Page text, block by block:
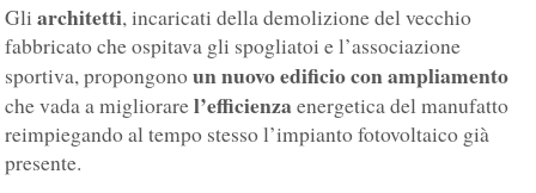
Gliarchitetti, incaricati della demolizione del vecchio
fabbricato che ospitava gli spogliatoi e l’associazione
sportiva, propongonoun nuovo edificio con ampliamento
che vada a migliorarel’efficienza energetica del manufatto
reimpiegando al tempo stesso l’impianto fotovoltaico già
presente.